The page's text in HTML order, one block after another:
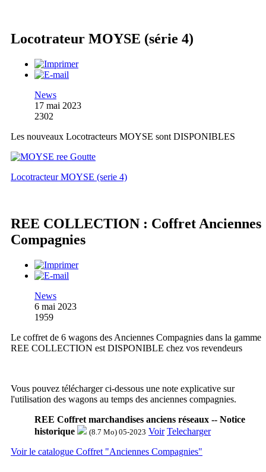
Locotrateur MOYSE (série 4)
News
17 mai 2023
2302
Les nouveaux Locotracteurs MOYSE sont DISPONIBLES
Locotracteur MOYSE (serie 4)
REE COLLECTION : Coffret Anciennes
Compagnies
News
6 mai 2023
1959
Le coffret de 6 wagons des Anciennes Compagnies dans la gamme
REE COLLECTION est DISPONIBLE chez vos revendeurs
Vous pouvez télécharger ci-dessous une note explicative sur
l'utilisation des wagons au temps des anciennes compagnies.
REE Coffret marchandises anciens réseaux -- Notice
historique
(8.7 Mo) 05-2023 Voir Telecharger
Voir le catalogue Coffret "Anciennes Compagnies"